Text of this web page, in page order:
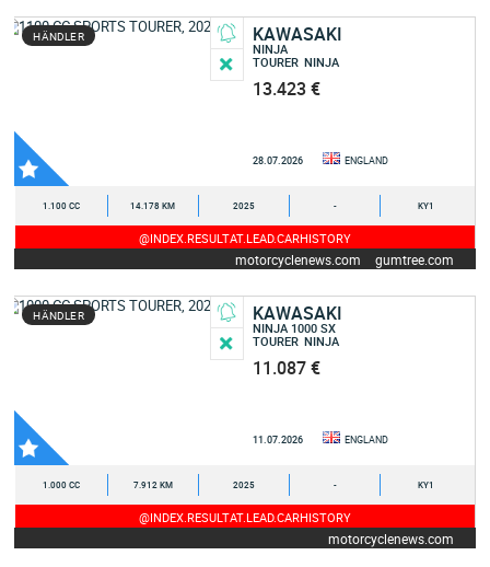
HÄNDLER KAWASAKI
NINJA
TOURER NINJA
13.423 €
28.07.2026 ENGLAND
1.100 CC 14.178 KM 2025 - KY1
@INDEX.RESULTAT.LEAD.CARHISTORY
motorcyclenews.com gumtree.com
HÄNDLER KAWASAKI
NINJA 1000 SX
TOURER NINJA
11.087 €
11.07.2026 ENGLAND
1.000 CC 7.912 KM 2025 - KY1
@INDEX.RESULTAT.LEAD.CARHISTORY
motorcyclenews.com